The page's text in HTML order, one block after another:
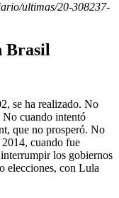
ultimas/20-308237-
Brasil
se ha realizado. No
No cuando intentó
que no prosperó. No
cuando fue
los gobiernos
elecciones, con Lula